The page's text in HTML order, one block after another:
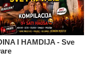
I HAMDIJA - Sve